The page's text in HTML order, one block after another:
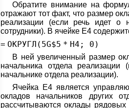
Обратите внимание на
отражают тот факт, что размер
реализации (если речь идет о
сотрудники). В ячейке Е4
= ОКРУГЛ( 5G$5 * H4; 0 )
В ней увеличенный размер
начальника отдела
начальнике отдела реализации).
Ячейка Е4 является
окладов начальников других
рассчитываются оклады